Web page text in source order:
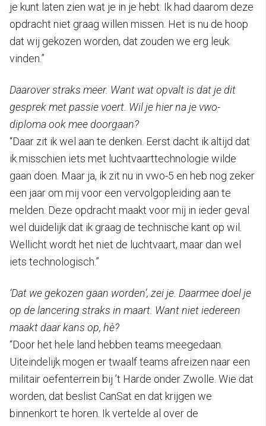
je kunt laten zien wat je in je hebt. Ik had daarom deze
opdracht niet graag willen missen. Het is nu de hoop
dat wij gekozen worden, dat zouden we erg leuk
vinden.”
Daarover straks meer. Want wat opvalt is dat je dit
gesprek met passie voert. Wil je hier na je vwo-
diploma ook mee doorgaan?
“Daar zit ik wel aan te denken. Eerst dacht ik altijd dat
ik misschien iets met luchtvaarttechnologie wilde
gaan doen. Maar ja, ik zit nu in vwo-5 en heb nog zeker
een jaar om mij voor een vervolgopleiding aan te
melden. Deze opdracht maakt voor mij in ieder geval
wel duidelijk dat ik graag de technische kant op wil.
Wellicht wordt het niet de luchtvaart, maar dan wel
iets technologisch.”
‘Dat we gekozen gaan worden’, zei je. Daarmee doel je
op de lancering straks in maart. Want niet iedereen
maakt daar kans op, hè?
“Door het hele land hebben teams meegedaan.
Uiteindelijk mogen er twaalf teams afreizen naar een
militair oefenterrein bij ’t Harde onder Zwolle. Wie dat
worden, dat beslist CanSat en dat krijgen we
binnenkort te horen. Ik vertelde al over de